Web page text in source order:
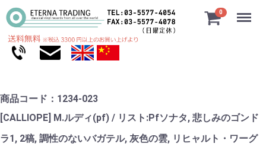
0 Menu
商品コード：1234-023
[CALLIOPE] M.ルディ(pf) / リスト:Pfソナタ, 悲しみのゴンド
ラ1, 2稿, 調性のないバガテル, 灰色の雲, リヒャルト・ワーグ